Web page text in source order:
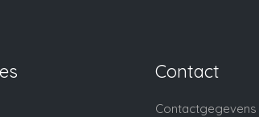
Contact
Contactgegevens